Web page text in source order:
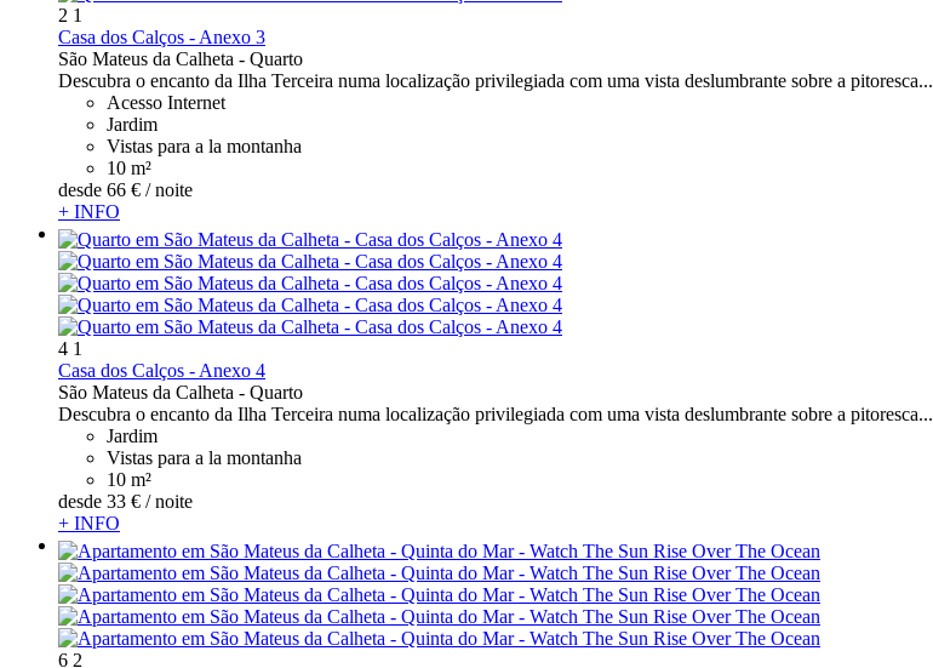
2 1
Casa dos Calços - Anexo 3
São Mateus da Calheta - Quarto
Descubra o encanto da Ilha Terceira numa localização privilegiada com uma vista deslumbrante sobre a pitoresca...
Acesso Internet
Jardim
Vistas para a la montanha
10 m²
desde 66 € / noite
+ INFO
4 1
Casa dos Calços - Anexo 4
São Mateus da Calheta - Quarto
Descubra o encanto da Ilha Terceira numa localização privilegiada com uma vista deslumbrante sobre a pitoresca...
Jardim
Vistas para a la montanha
10 m²
desde 33 € / noite
+ INFO
6 2